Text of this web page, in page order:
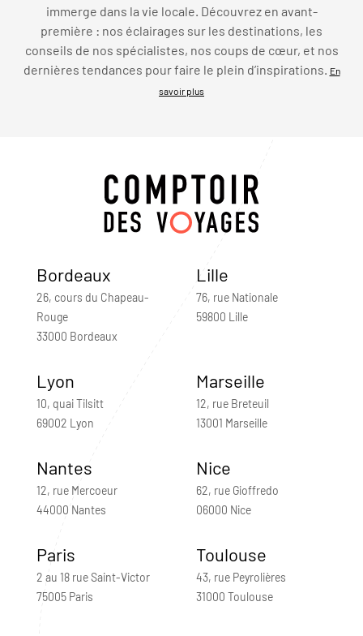
immerge dans la vie locale. Découvrez en avant-
première : nos éclairages sur les destinations, les
conseils de nos spécialistes, nos coups de cœur, et nos
dernières tendances pour faire le plein d’inspirations.
En
savoir plus
Bordeaux
26, cours du Chapeau-
Rouge
33000 Bordeaux
Lille
76, rue Nationale
59800 Lille
Lyon
10, quai Tilsitt
69002 Lyon
Marseille
12, rue Breteuil
13001 Marseille
Nantes
12, rue Mercoeur
44000 Nantes
Nice
62, rue Gioffredo
06000 Nice
Paris
2 au 18 rue Saint-Victor
75005 Paris
Toulouse
43, rue Peyrolières
31000 Toulouse